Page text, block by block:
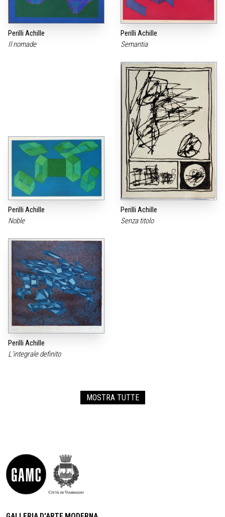
Perilli Achille
Il nomade
Perilli Achille
Semantia
Perilli Achille
Noble
Perilli Achille
Senza titolo
Perilli Achille
L‘integrale definito
MOSTRA TUTTE